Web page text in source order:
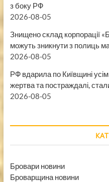
з боку РФ
2026-08-05
Знищено склад корпорації
можуть зникнути з полиць
2026-08-05
РФ вдарила по Київщині
жертва та постраждалі,
2026-08-05
Бровари новини
Броварщина новини